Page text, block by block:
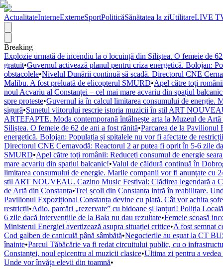
ActualitateInterneExterneSportPoliticăSănătatea la ziUtilitareLIVE
Breaking
Explozie urmată de incendiu la o locuință din Siliștea. O femeie de
gratuit•Guvernul activează planul pentru criza energetică. Bolojan:
obstacolele•Nivelul Dunării continuă să scadă. Directorul CNE
Malibu. A fost preluată de elicopterul SMURD•Apel către toți
noul Acvariu al Constanței – cel mai mare acvariu din spațiul
spre proteste•Guvernul ia în calcul limitarea consumului de energie.
sigură•Sunetul viitorului rescrie istoria muzicii în stil ART
ARTEFAPTE. Moda contemporană întâlnește arta la Muzeul de Artă
Siliștea. O femeie de 62 de ani a fost rănită•Parcarea de la Pavilionul
energetică. Bolojan: Populația și spitalele nu vor fi afectate de restricții
Directorul CNE Cernavodă: Reactorul 2 ar putea fi oprit în 5-6 zile
SMURD•Apel către toți românii: Reduceți consumul de energie
mare acvariu din spațiul balcanic!•Valul de căldură continuă în
limitarea consumului de energie. Marile companii vor fi anunțate cu
stil ART NOUVEAU. Cazino Music Festival: Clădirea legendară a
de Artă din Constanța•Trei școli din Constanța intră în reabilitare.
Pavilionul Expozițional Constanța devine cu plată. Cât vor achita
restricții•Adio, parcări „rezervate” cu bidoane și lanțuri! Poliția
6 zile dacă intervențiile de la Bala nu dau rezultate•Femeie scoasă
Ministerul Energiei avertizează asupra situației critice•A fost semnat
Cod galben de caniculă până sâmbătă•Negocierile au eșuat la CT
înainte•Parcul Tăbăcărie va fi redat circuitului public, cu o
Constanței, noul epicentru al muzicii clasice•Ultima zi pentru a
Unde vor învăța elevii din toamnă•